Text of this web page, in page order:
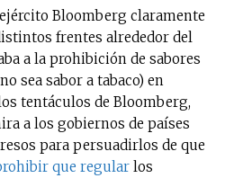
Bloomberg claramente
frentes alrededor del
a la prohibición de sabores
sea sabor a tabaco) en
tentáculos de Bloomberg,
a los gobiernos de países
para persuadirlos de que
que regular los